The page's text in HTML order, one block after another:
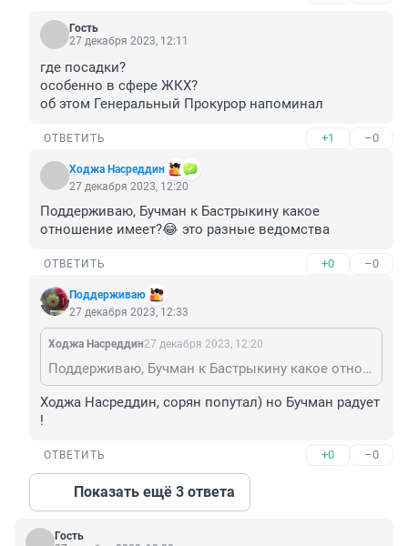
Гость
27 декабря 2023, 12:11
где посадки?
особенно в сфере ЖКХ?
об этом Генеральный Прокурор напоминал
ОТВЕТИТЬ +1 –0
Ходжа Насреддин
27 декабря 2023, 12:20
Поддерживаю, Бучман к Бастрыкину какое
отношение имеет?😂 это разные ведомства
ОТВЕТИТЬ +0 –0
Поддерживаю
27 декабря 2023, 12:33
Ходжа Насреддин27 декабря 2023, 12:20
Поддерживаю, Бучман к Бастрыкину какое отношение имеет?😂 это разные ведомства
Ходжа Насреддин, сорян попутал) но Бучман радует
!
ОТВЕТИТЬ +0 –0
Показать ещё 3 ответа
Гость